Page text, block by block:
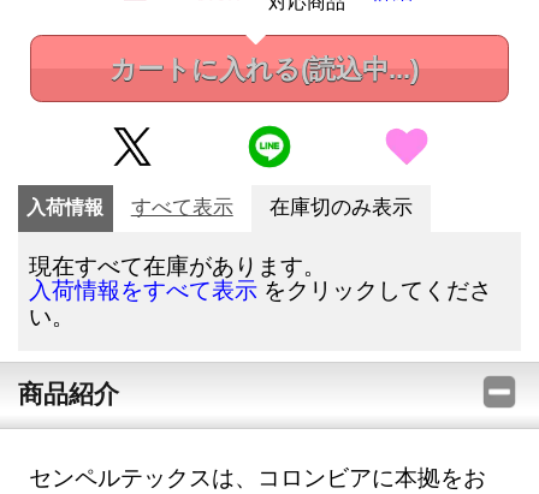
カートに入れる(読込中...)
入荷情報 すべて表示 在庫切のみ表示
現在すべて在庫があります。
入荷情報をすべて表示 をクリックしてくださ
い。
商品紹介
センペルテックスは、コロンビアに本拠をお